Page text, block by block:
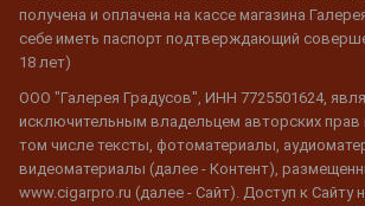
получена и оплачена на кассе магазина
себе иметь паспорт подтверждающий
18 лет)
ООО "Галерея Градусов", ИНН 7725501624,
исключительным владельцем авторских прав
том числе тексты, фотоматериалы,
видеоматериалы (далее - Контент),
www.cigarpro.ru (далее - Сайт). Доступ к Сайту